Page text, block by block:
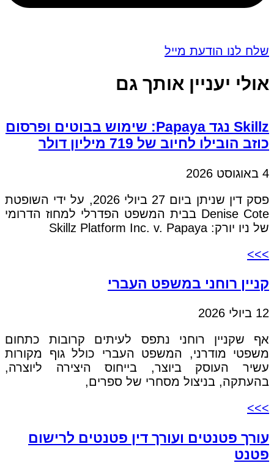
שלח לנו הודעת מייל
אולי יעניין אותך גם
Skillz נגד Papaya: שימוש בבוטים ופרסום
כוזב הובילו לחיוב של 719 מיליון דולר
4 באוגוסט 2026
פסק דין שניתן ביום 27 ביולי 2026, על ידי השופטת
Denise Cote בבית המשפט הפדרלי למחוז הדרומי
של ניו יורק: Skillz Platform Inc. v. Papaya
>>>
קניין רוחני במשפט העברי
12 ביולי 2026
אף שקניין רוחני נתפס לעיתים קרובות כתחום
משפטי מודרני, המשפט העברי כולל גוף מקורות
עשיר העוסק ביוצר, בייחוס היצירה ליוצרה,
בהעתקה, בניצול מסחרי של ספרים,
>>>
עורך פטנטים ועורך דין פטנטים לרישום
פטנט